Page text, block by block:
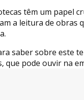
têm um papel
a leitura de obras
saber sobre este
que pode ouvir na